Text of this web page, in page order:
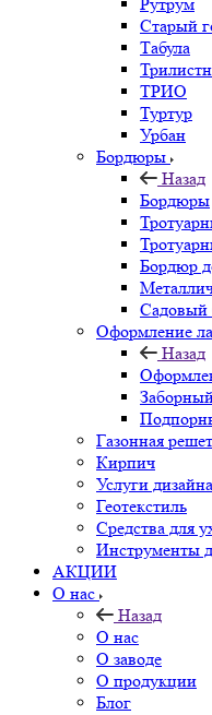
Старый
Табула
ТРИО
Туртур
Урбан
Бордюры
Назад
Бордюры
Бордюр
Садовый
Оформление
Назад
Газонная
Кирпич
Услуги
Геотекстиль
Средства для
Инструменты
АКЦИИ
О нас
Назад
О нас
О заводе
О продукции
Блог